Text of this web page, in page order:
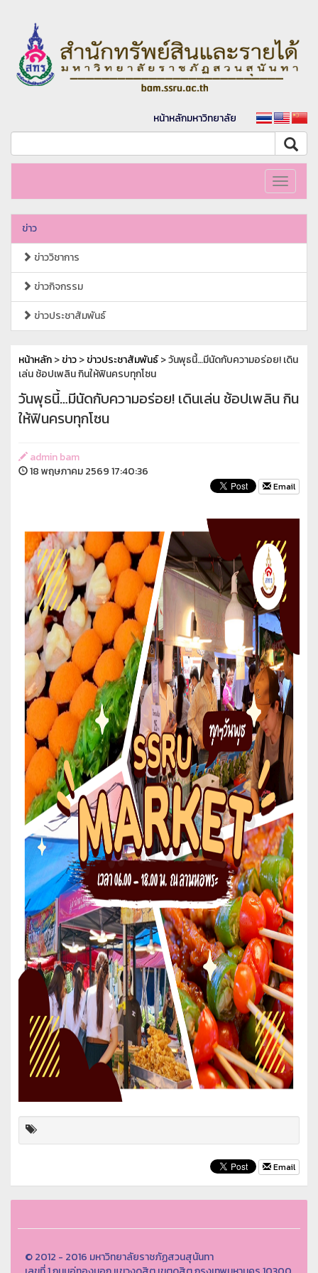
หน้าหลักมหาวิทยาลัย
Toggle
ข่าว
ข่าววิชาการ
ข่าวกิจกรรม
ข่าวประชาสัมพันธ์
หน้าหลัก>ข่าว>ข่าวประชาสัมพันธ์> วันพุธนี้…มีนัดกับความอร่อย! เดิน
เล่น ช้อปเพลิน กินให้ฟินครบทุกโซน
วันพุธนี้…มีนัดกับความอร่อย! เดินเล่น ช้อปเพลิน กิน
ให้ฟินครบทุกโซน
admin bam
18 พฤษภาคม 2569 17:40:36
Email
Email
© 2012 - 2016 มหาวิทยาลัยราชภัฏสวนสุนันทา